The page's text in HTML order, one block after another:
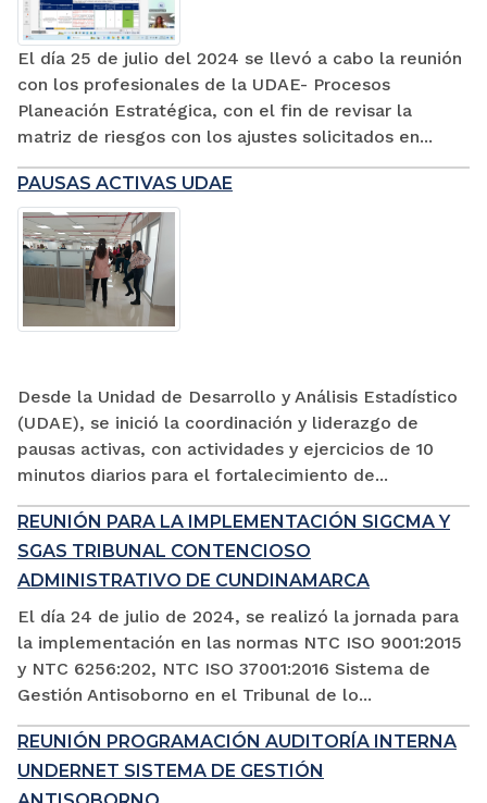
El día 25 de julio del 2024 se llevó a cabo la reunión
con los profesionales de la UDAE- Procesos
Planeación Estratégica, con el fin de revisar la
matriz de riesgos con los ajustes solicitados en...
PAUSAS ACTIVAS UDAE
Desde la Unidad de Desarrollo y Análisis Estadístico
(UDAE), se inició la coordinación y liderazgo de
pausas activas, con actividades y ejercicios de 10
minutos diarios para el fortalecimiento de...
REUNIÓN PARA LA IMPLEMENTACIÓN SIGCMA Y
SGAS TRIBUNAL CONTENCIOSO
ADMINISTRATIVO DE CUNDINAMARCA
El día 24 de julio de 2024, se realizó la jornada para
la implementación en las normas NTC ISO 9001:2015
y NTC 6256:202, NTC ISO 37001:2016 Sistema de
Gestión Antisoborno en el Tribunal de lo...
REUNIÓN PROGRAMACIÓN AUDITORÍA INTERNA
UNDERNET SISTEMA DE GESTIÓN